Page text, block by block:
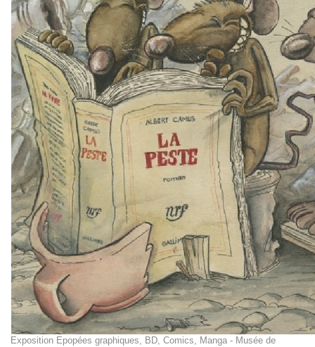
Exposition Epopées graphiques, BD, Comics, Manga - Musée de